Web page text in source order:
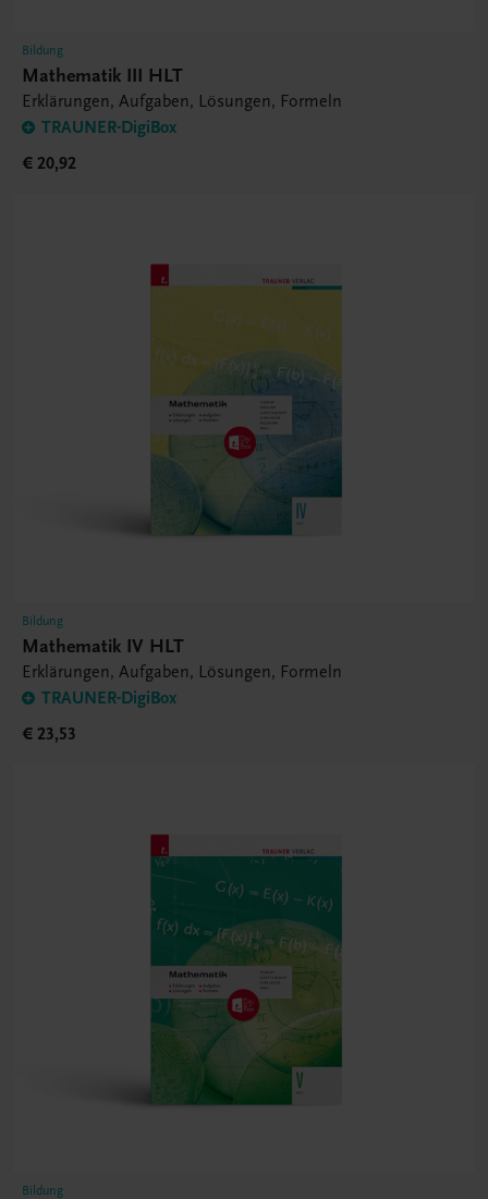
Bildung
Mathematik III HLT
Erklärungen, Aufgaben, Lösungen, Formeln
TRAUNER-DigiBox
€ 20,92
Bildung
Mathematik IV HLT
Erklärungen, Aufgaben, Lösungen, Formeln
TRAUNER-DigiBox
€ 23,53
Bildung